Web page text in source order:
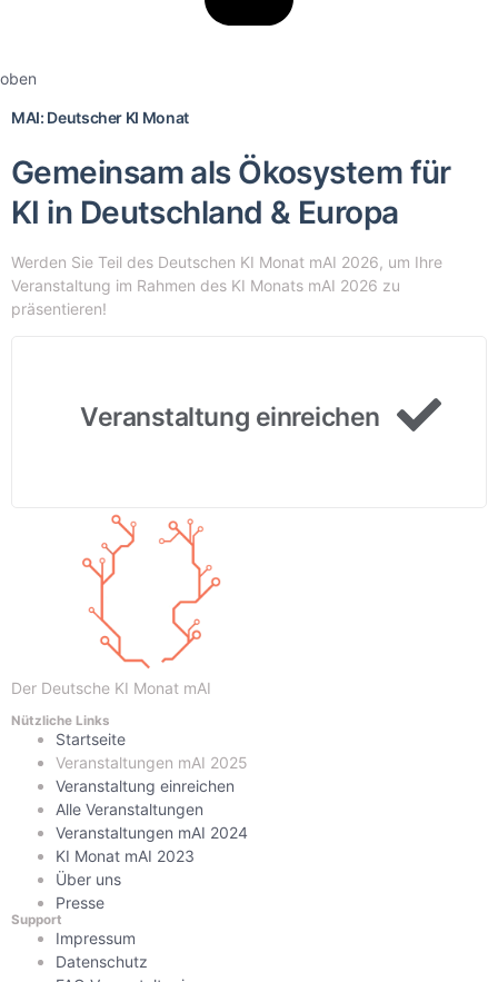
oben
MAI: Deutscher KI Monat
Gemeinsam als Ökosystem für
KI in Deutschland & Europa
Werden Sie Teil des Deutschen KI Monat mAI 2026, um Ihre
Veranstaltung im Rahmen des KI Monats mAI 2026 zu
präsentieren!
Veranstaltung einreichen
Der Deutsche KI Monat mAI
Nützliche Links
Startseite
Veranstaltungen mAI 2025
Veranstaltung einreichen
Alle Veranstaltungen
Veranstaltungen mAI 2024
KI Monat mAI 2023
Über uns
Presse
Support
Impressum
Datenschutz